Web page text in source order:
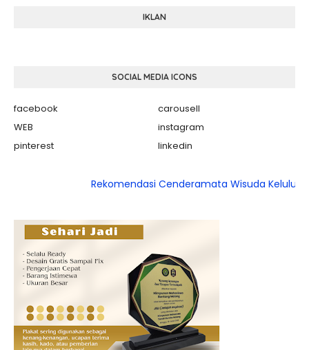
IKLAN
SOCIAL MEDIA ICONS
facebook
carousell
WEB
instagram
pinterest
linkedin
Rekomendasi Cenderamata Wisuda Kelulusan